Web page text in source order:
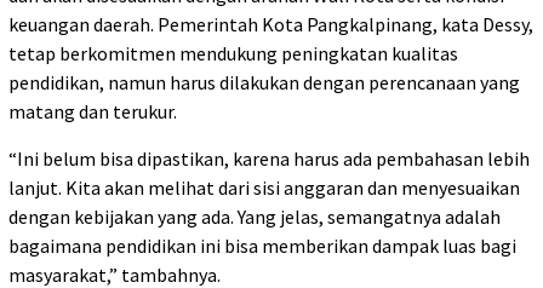
keuangan daerah. Pemerintah Kota Pangkalpinang, kata Dessy,
tetap berkomitmen mendukung peningkatan kualitas
pendidikan, namun harus dilakukan dengan perencanaan yang
matang dan terukur.
“Ini belum bisa dipastikan, karena harus ada pembahasan lebih
lanjut. Kita akan melihat dari sisi anggaran dan menyesuaikan
dengan kebijakan yang ada. Yang jelas, semangatnya adalah
bagaimana pendidikan ini bisa memberikan dampak luas bagi
masyarakat,” tambahnya.